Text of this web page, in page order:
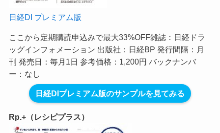
日経DI プレミアム版
ここから定期購読申込みで最大33%OFF雑誌：日経ドラ
ッグインフォメーション 出版社：日経BP 発行間隔：月
刊 発売日：毎月1日 参考価格：1,200円 バックナンバ
ー：なし
日経DIプレミアム版のサンプルを見てみる
Rp.+（レシピプラス）